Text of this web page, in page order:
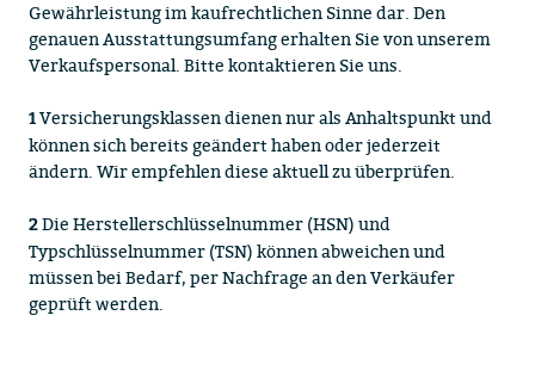
Gewährleistung im kaufrechtlichen Sinne dar. Den
genauen Ausstattungsumfang erhalten Sie von unserem
Verkaufspersonal. Bitte kontaktieren Sie uns.
1Versicherungsklassen dienen nur als Anhaltspunkt und
können sich bereits geändert haben oder jederzeit
ändern. Wir empfehlen diese aktuell zu überprüfen.
2Die Herstellerschlüsselnummer (HSN) und
Typschlüsselnummer (TSN) können abweichen und
müssen bei Bedarf, per Nachfrage an den Verkäufer
geprüft werden.